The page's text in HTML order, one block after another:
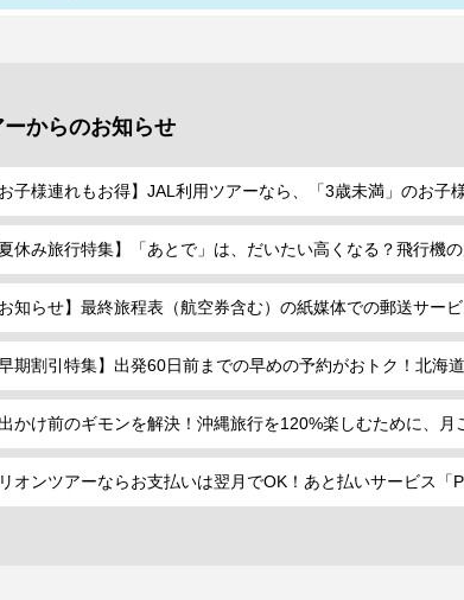
からのお知らせ
お子様連れもお得】JAL利用ツアーなら、「3歳未満」のお
夏休み旅行特集】「あとで」は、だいたい高くなる？飛行機
お知らせ】最終旅程表（航空券含む）の紙媒体での郵送サービ
早期割引特集】出発60日前までの早めの予約がおトク！北
かけ前のギモンを解決！沖縄旅行を120%楽しむために、
オンツアーならお支払いは翌月でOK！あと払いサービス「